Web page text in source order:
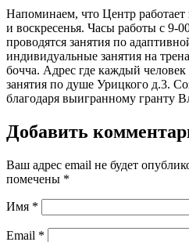
Напоминаем, что Центр
и воскресенья. Часы работы с 9-
проводятся занятия по
индивидуальные занятия на
бочча. Адрес где каждый
занятия по душе Урицкого д.3.
благодаря выигранному гранту
Добавить
Ваш адрес email не будет
помечены *
Имя *
Email *